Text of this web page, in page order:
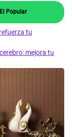
Popular
tu
mejora tu